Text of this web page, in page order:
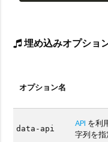
埋め込みオプショ
オプション名
data-api
API を利
字列を指